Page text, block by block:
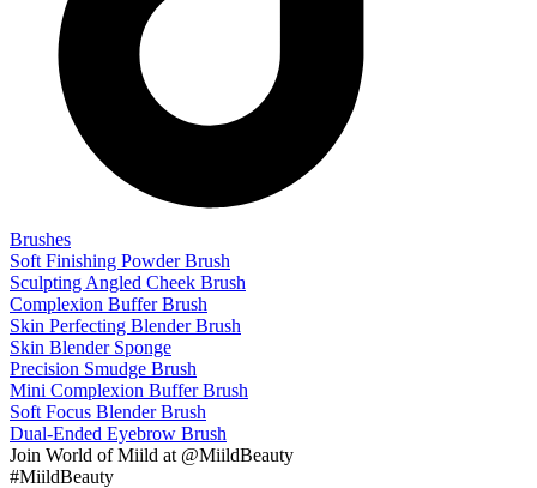
Brushes
Soft Finishing Powder Brush
Sculpting Angled Cheek Brush
Complexion Buffer Brush
Skin Perfecting Blender Brush
Skin Blender Sponge
Precision Smudge Brush
Mini Complexion Buffer Brush
Soft Focus Blender Brush
Dual-Ended Eyebrow Brush
Join World of Miild at @MiildBeauty
#MiildBeauty